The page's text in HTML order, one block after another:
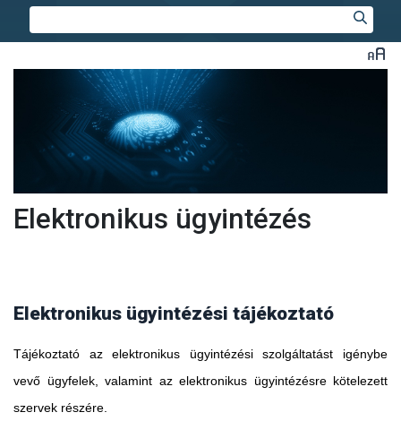
Elektronikus ügyintézés
Elektronikus ügyintézési tájékoztató
Tájékoztató az elektronikus ügyintézési szolgáltatást igénybe
vevő ügyfelek, valamint az elektronikus ügyintézésre kötelezett
szervek részére.